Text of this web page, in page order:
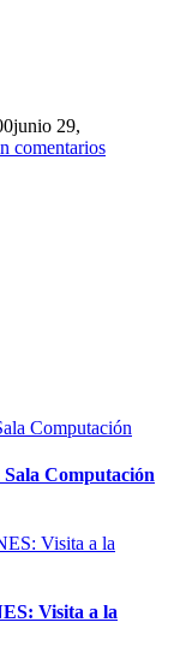
junio 29,
comentarios
Computación
Visita a la